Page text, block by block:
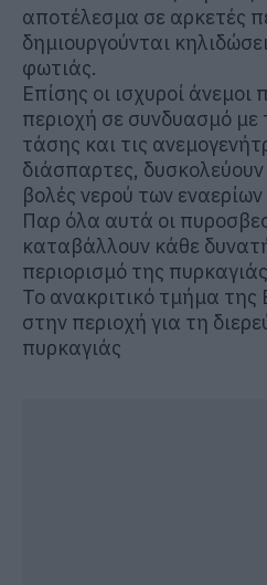
αποτέλεσμα σε αρκετές
δημιουργούνται
φωτιάς.
Επίσης οι ισχυροί άνεμοι
περιοχή σε συνδυασμό με
τάσης και τις
διάσπαρτες, δυσκολεύουν
βολές νερού των
Παρ όλα αυτά οι
καταβάλλουν κάθε
περιορισμό της
Το ανακριτικό τμήμα της
στην περιοχή για τη
πυρκαγιάς